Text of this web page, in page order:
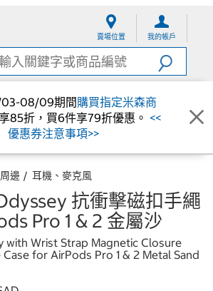
賣場位置 我的帳戶
08/09期間購買指定米森商
85折，買6件享79折優惠。 <<
優惠券注意事項>>
邊 耳機、麥克風
抗衝擊磁扣手繩
Pro 1 & 2 金屬沙
with Wrist Strap Magnetic Closure
for AirPods Pro 1 & 2 Metal Sand